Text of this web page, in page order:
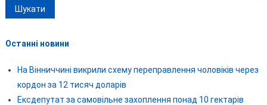
Останні новини
На Вінниччині викрили схему переправлення чоловіків через
кордон за 12 тисяч доларів
Ексдепутат за самовільне захоплення понад 10 гектарів